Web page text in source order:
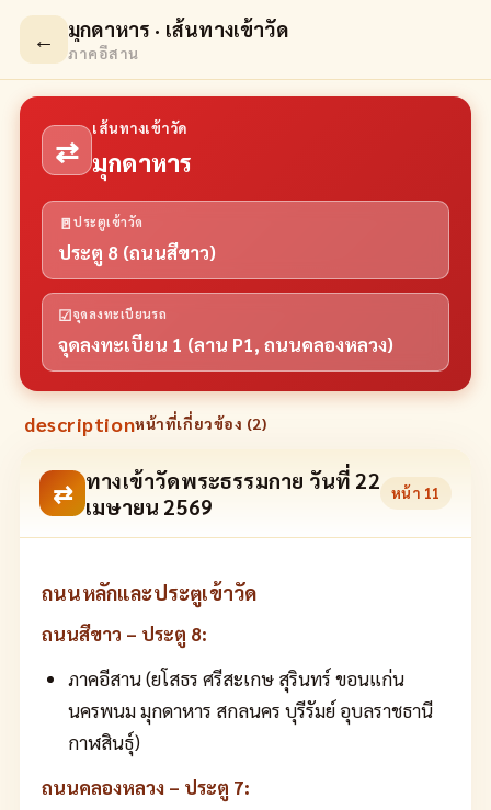
← มุกดาหาร · เส้นทางเข้าวัด
ภาคอีสาน
⇄
เส้นทางเข้าวัด
มุกดาหาร
🚪ประตูเข้าวัด
ประตู 8 (ถนนสีขาว)
☑จุดลงทะเบียนรถ
จุดลงทะเบียน 1 (ลาน P1, ถนนคลองหลวง)
descriptionหน้าที่เกี่ยวข้อง (2)
⇄ ทางเข้าวัดพระธรรมกาย วันที่ 22
เมษายน 2569
หน้า 11
ถนนหลักและประตูเข้าวัด
ถนนสีขาว – ประตู 8:
ภาคอีสาน (ยโสธร ศรีสะเกษ สุรินทร์ ขอนแก่น
นครพนม มุกดาหาร สกลนคร บุรีรัมย์ อุบลราชธานี
กาฬสินธุ์)
ถนนคลองหลวง – ประตู 7: